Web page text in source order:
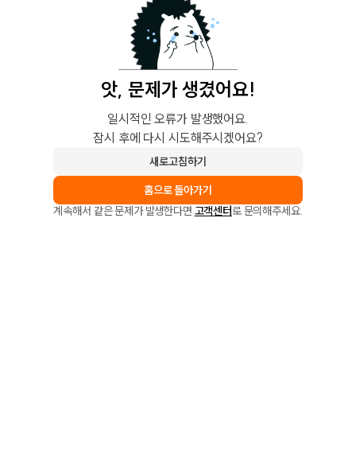
앗, 문제가 생겼어요!
일시적인 오류가 발생했어요.
잠시 후에 다시 시도해주시겠어요?
새로고침하기
홈으로 돌아가기
계속해서 같은 문제가 발생한다면 고객센터로 문의해주세요.